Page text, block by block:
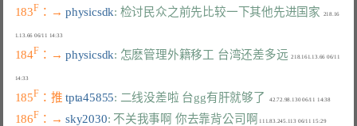
183F ：→ physicsdk: 检讨民众之前先比较一下其他先进国家
  218.16
1.13.66 06/11 14:33
184F ：→ physicsdk: 怎麽管理外籍移工 台湾还差多远
  218.161.13.66 06/11
14:33
185F ：推 tpta45855: 二线没差啦 台gg有肝就够了
   42.72.98.130 06/11 14:38
186F ：→ sky2030: 不关我事啊 你去靠背公司啊 111.83.245.113 06/11 15:29